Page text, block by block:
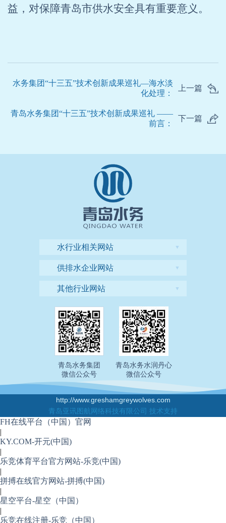
益，对保障青岛市供水安全具有重要意义。
水务集团“十三五”技术创新成果巡礼—海水淡
化处理：
上一篇
青岛水务集团“十三五”技术创新成果巡礼 ——
前言：
下一篇
水行业相关网站 ▼
供排水企业网站 ▼
其他行业网站 ▼
青岛水务集团
微信公众号
青岛水务水润丹心
微信公众号
http://www.greshamgreywolves.com
青岛亚讯图航网络科技有限公司 技术支持
FH在线平台（中国）官网
|
KY.COM-开元(中国)
|
乐竞体育平台官方网站-乐竞(中国)
|
拼搏在线官方网站-拼搏(中国)
|
星空平台-星空（中国）
|
乐竞在线注册-乐竞（中国）